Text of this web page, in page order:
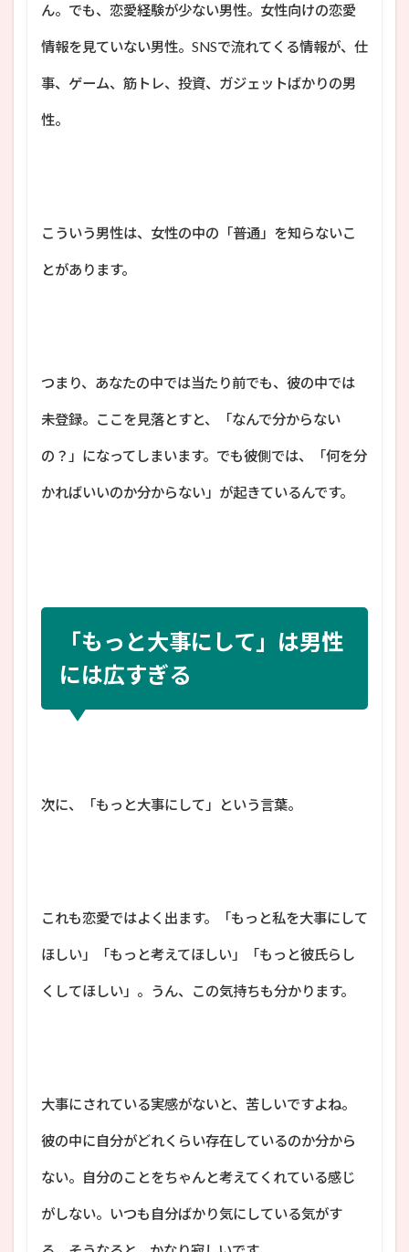
ん。でも、恋愛経験が少ない男性。女性向けの恋愛
情報を見ていない男性。SNSで流れてくる情報が、仕
事、ゲーム、筋トレ、投資、ガジェットばかりの男
性。
こういう男性は、女性の中の「普通」を知らないこ
とがあります。
つまり、あなたの中では当たり前でも、彼の中では
未登録。ここを見落とすと、「なんで分からない
の？」になってしまいます。でも彼側では、「何を分
かればいいのか分からない」が起きているんです。
「もっと大事にして」は男性
には広すぎる
次に、「もっと大事にして」という言葉。
これも恋愛ではよく出ます。「もっと私を大事にして
ほしい」「もっと考えてほしい」「もっと彼氏らし
くしてほしい」。うん、この気持ちも分かります。
大事にされている実感がないと、苦しいですよね。
彼の中に自分がどれくらい存在しているのか分から
ない。自分のことをちゃんと考えてくれている感じ
がしない。いつも自分ばかり気にしている気がす